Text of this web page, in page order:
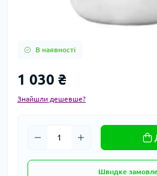
В наявності
1 030 ₴
Знайшли дешевше?
Швидке